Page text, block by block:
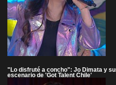
"Lo disfruté a concho": Jo Dimata y
escenario de 'Got Talent Chile'